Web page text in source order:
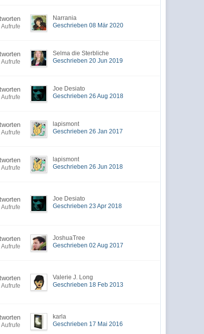
Narrania
Geschrieben 08 Mär 2020
Selma die Sterbliche
Geschrieben 20 Jun 2019
Joe Desiato
Geschrieben 26 Aug 2018
lapismont
Geschrieben 26 Jan 2017
lapismont
Geschrieben 26 Jun 2018
Joe Desiato
Geschrieben 23 Apr 2018
JoshuaTree
Geschrieben 02 Aug 2017
Valerie J. Long
Geschrieben 18 Feb 2013
karla
Geschrieben 17 Mai 2016